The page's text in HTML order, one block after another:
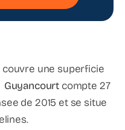
couvre une superficie
Guyancourt compte 27
de 2015 et se situe